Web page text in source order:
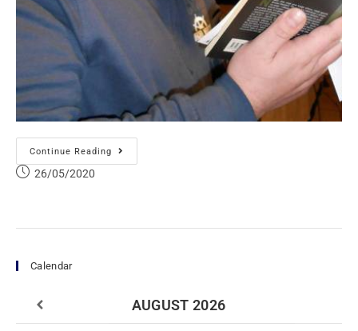
Continue Reading
26/05/2020
Calendar
AUGUST 2026